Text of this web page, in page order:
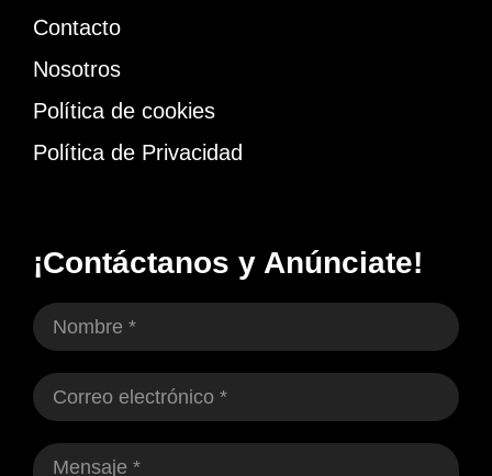
Contacto
Nosotros
Política de cookies
Política de Privacidad
¡Contáctanos y Anúnciate!